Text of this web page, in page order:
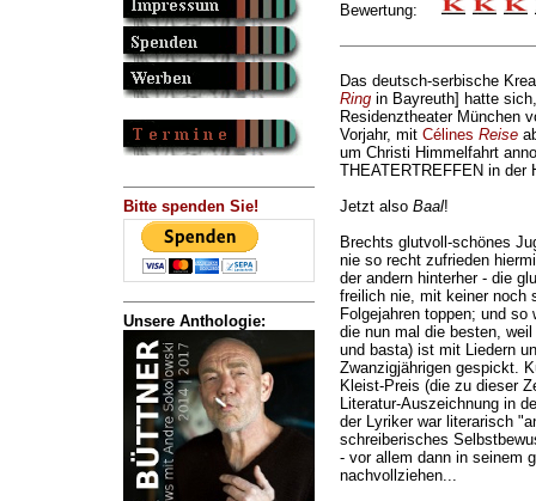
Bitte spenden Sie!
Unsere Anthologie:
Bewertung:
Das deutsch-serbische
Ringin Bayreuth] hatte
Residenztheater München
Vorjahr, mit Célines Reise
um Christi Himmelfahrt
THEATERTREFFEN in der
Jetzt also Baal!
Brechts glutvoll-schönes
nie so recht zufrieden
der andern hinterher - die
freilich nie, mit keiner noch
Folgejahren toppen; und
die nun mal die besten,
und basta) ist mit Liedern
Zwanzigjährigen gespickt.
Kleist-Preis (die zu dieser
Literatur-Auszeichnung in
der Lyriker war literarisch
schreiberisches
- vor allem dann in seinem
nachvollziehen...